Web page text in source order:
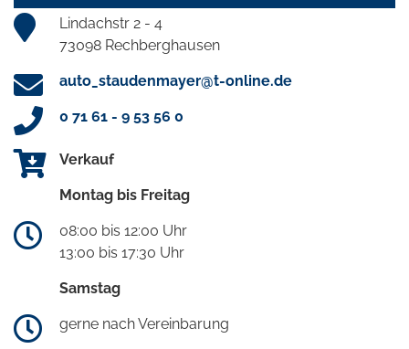
Lindachstr 2 - 4
73098 Rechberghausen
auto_staudenmayer@t-online.de
0 71 61 - 9 53 56 0
Verkauf
Montag bis Freitag
08:00 bis 12:00 Uhr
13:00 bis 17:30 Uhr
Samstag
gerne nach Vereinbarung